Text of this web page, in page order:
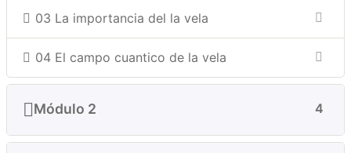
03 La importancia del la vela
04 El campo cuantico de la vela
Módulo 2 4